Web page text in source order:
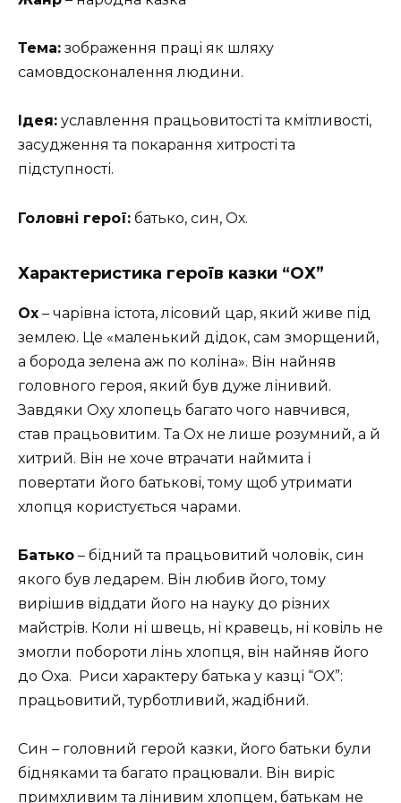
Тема: зображення праці як шляху
самовдосконалення лю­дини.
Ідея: уславлення працьовитості та кмітливості,
засудження та покарання хитрості та
підступності.
Головні герої: батько, син, Ох.
Характеристика героїв казки “ОХ”
Ох – чарівна істота, лісовий цар, який живе під
землею. Це «маленький дідок, сам зморщений,
а борода зелена аж по коліна». Він найняв
головного героя, який був дуже лінивий.
Завдяки Оху хлопець багато чого навчився,
став працьовитим. Та Ох не лише розумний, а й
хитрий. Він не хоче втрачати наймита і
повертати його батькові, тому щоб утримати
хлопця користується чарами.
Батько – бідний та працьовитий чоловік, син
якого був ледарем. Він любив його, тому
вирішив віддати його на науку до різних
майстрів. Коли ні швець, ні кравець, ні ковіль не
змогли побороти лінь хлопця, він найняв його
до Оха. Риси характеру батька у казці “ОХ”:
працьовитий, турботливий, жадібний.
Син – головний герой казки, його батьки були
бідняками та багато працювали. Він виріс
примхливим та лінивим хлопцем, батькам не